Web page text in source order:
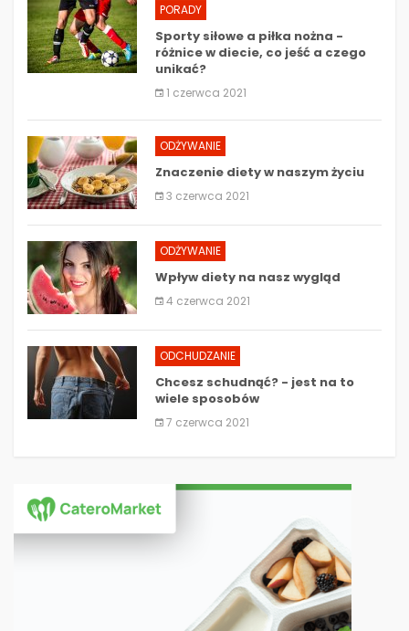
PORADY
Sporty siłowe a piłka nożna -
różnice w diecie, co jeść a czego
unikać?
1 czerwca 2021
ODŻYWANIE
Znaczenie diety w naszym życiu
3 czerwca 2021
ODŻYWANIE
Wpływ diety na nasz wygląd
4 czerwca 2021
ODCHUDZANIE
Chcesz schudnąć? - jest na to
wiele sposobów
7 czerwca 2021